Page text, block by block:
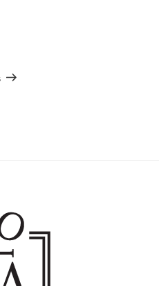
bejegyzés